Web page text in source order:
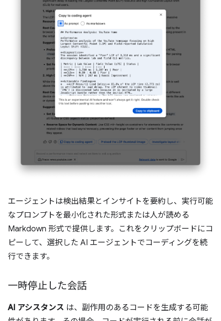
エージェントは検出結果とインサイトを要約し、実行可能
なプロンプトを最小化された形式または人が読める
Markdown 形式で提供します。これをクリップボードにコ
ピーして、選択した AI エージェントでコーディングを続
行できます。
一時停止した会話
AI アシスタンス は、副作用のあるコードを生成する可能